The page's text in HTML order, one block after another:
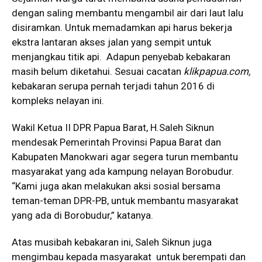
dengan saling membantu mengambil air dari laut lalu
disiramkan. Untuk memadamkan api harus bekerja
ekstra lantaran akses jalan yang sempit untuk
menjangkau titik api. Adapun penyebab kebakaran
masih belum diketahui. Sesuai cacatan klikpapua.com,
kebakaran serupa pernah terjadi tahun 2016 di
kompleks nelayan ini.
Wakil Ketua II DPR Papua Barat, H.Saleh Siknun
mendesak Pemerintah Provinsi Papua Barat dan
Kabupaten Manokwari agar segera turun membantu
masyarakat yang ada kampung nelayan Borobudur.
“Kami juga akan melakukan aksi sosial bersama
teman-teman DPR-PB, untuk membantu masyarakat
yang ada di Borobudur,” katanya.
Atas musibah kebakaran ini, Saleh Siknun juga
mengimbau kepada masyarakat untuk berempati dan